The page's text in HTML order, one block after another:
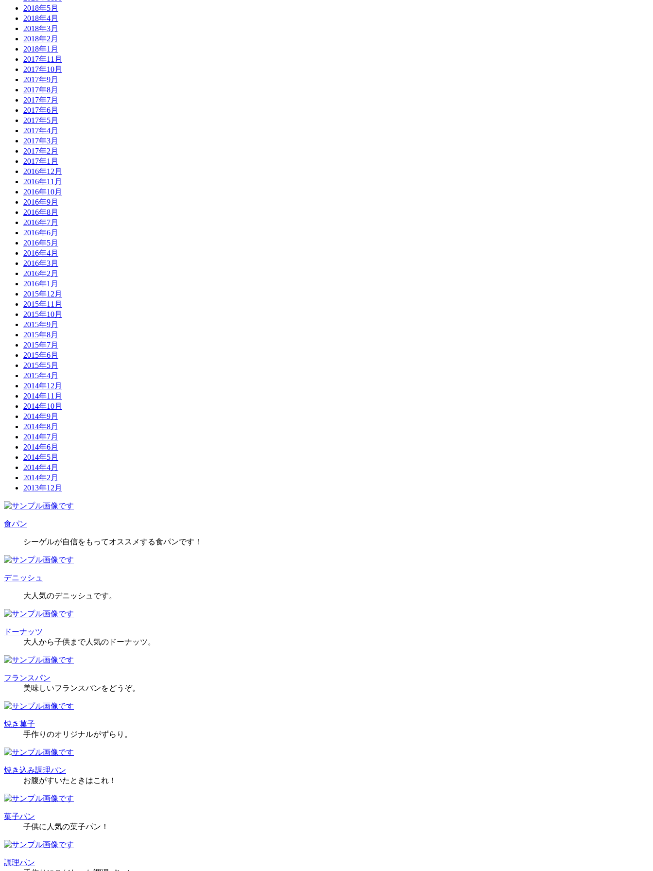
2018年5月
2018年4月
2018年3月
2018年2月
2018年1月
2017年11月
2017年10月
2017年9月
2017年8月
2017年7月
2017年6月
2017年5月
2017年4月
2017年3月
2017年2月
2017年1月
2016年12月
2016年11月
2016年10月
2016年9月
2016年8月
2016年7月
2016年6月
2016年5月
2016年4月
2016年3月
2016年2月
2016年1月
2015年12月
2015年11月
2015年10月
2015年9月
2015年8月
2015年7月
2015年6月
2015年5月
2015年4月
2014年12月
2014年11月
2014年10月
2014年9月
2014年8月
2014年7月
2014年6月
2014年5月
2014年4月
2014年2月
2013年12月
食パン
シーゲルが自信をもってオススメする食パンです！
デニッシュ
大人気のデニッシュです。
ドーナッツ
大人から子供まで人気のドーナッツ。
フランスパン
美味しいフランスパンをどうぞ。
焼き菓子
手作りのオリジナルがずらり。
焼き込み調理パン
お腹がすいたときはこれ！
菓子パン
子供に人気の菓子パン！
調理パン